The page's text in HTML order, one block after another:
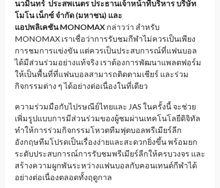
นวมินทร์ ประสพเนตร ประธานเจ้าหน้าที่บริหาร บริษัท
โมโน เน็กซ์ จำกัด (มหาชน) และ
แอปพลิเคชันMONOMAX กล่าวว่า สำหรับ
MONOMAX เราเชื่อว่าการรับชมกีฬาไม่ควรเป็นเพียง
การชมการแข่งขัน แต่ควรเป็นประสบการณ์ที่แฟนบอล
ได้มีส่วนร่วมอย่างแท้จริง เราต้องการพัฒนาแพลตฟอร์ม
ให้เป็นพื้นที่ที่แฟนบอลสามารถติดตามเชียร์ และร่วม
กิจกรรมต่าง ๆ ได้อย่างต่อเนื่องในที่เดียว
ความร่วมมือกับไปรษณีย์ไทยและ JAS ในครั้งนี้ จะช่วย
เพิ่มรูปแบบการมีส่วนร่วมของผู้ชมผ่านเทคโนโลยีดิจิทัล
ทำให้การร่วมกิจกรรมโหวตทีมฟุตบอลพรีเมียร์ลีก
อังกฤษทีมโปรดเป็นเรื่องง่ายและสะดวกยิ่งขึ้น พร้อมยก
ระดับประสบการณ์การรับชมพรีเมียร์ลีกให้ครบวงจร และ
สร้างความผูกพันระหว่างแฟนบอลกับคอนเทนต์กีฬาได้
อย่างต่อเนื่องตลอดทั้งฤดูกาล